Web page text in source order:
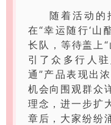
随着活动的
在“幸运随行‘山
长队，等待盖上
引了众多行人
通”产品表现出
机会向围观群众
理念，进一步扩
章后，大家纷纷